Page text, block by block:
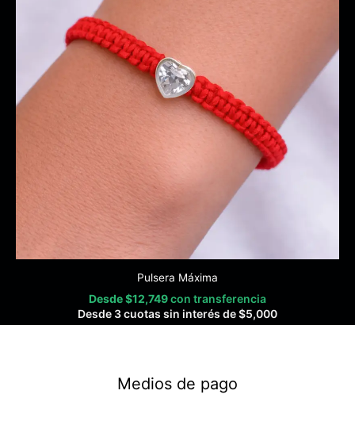
Pulsera Máxima
Desde$12,749con transferencia
Desde 3 cuotas sin interés de$5,000
Medios de pago